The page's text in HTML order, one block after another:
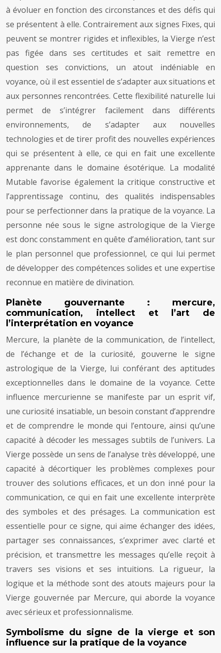
à évoluer en fonction des circonstances et des défis qui
se présentent à elle. Contrairement aux signes Fixes, qui
peuvent se montrer rigides et inflexibles, la Vierge n’est
pas figée dans ses certitudes et sait remettre en
question ses convictions, un atout indéniable en
voyance, où il est essentiel de s’adapter aux situations et
aux personnes rencontrées. Cette flexibilité naturelle lui
permet de s’intégrer facilement dans différents
environnements, de s’adapter aux nouvelles
technologies et de tirer profit des nouvelles expériences
qui se présentent à elle, ce qui en fait une excellente
apprenante dans le domaine ésotérique. La modalité
Mutable favorise également la critique constructive et
l’apprentissage continu, des qualités indispensables
pour se perfectionner dans la pratique de la voyance. La
personne née sous le signe astrologique de la Vierge
est donc constamment en quête d’amélioration, tant sur
le plan personnel que professionnel, ce qui lui permet
de développer des compétences solides et une expertise
reconnue en matière de divination.
Planète gouvernante : mercure,
communication, intellect et l’art de
l’interprétation en voyance
Mercure, la planète de la communication, de l’intellect,
de l’échange et de la curiosité, gouverne le signe
astrologique de la Vierge, lui conférant des aptitudes
exceptionnelles dans le domaine de la voyance. Cette
influence mercurienne se manifeste par un esprit vif,
une curiosité insatiable, un besoin constant d’apprendre
et de comprendre le monde qui l’entoure, ainsi qu’une
capacité à décoder les messages subtils de l’univers. La
Vierge possède un sens de l’analyse très développé, une
capacité à décortiquer les problèmes complexes pour
trouver des solutions efficaces, et un don inné pour la
communication, ce qui en fait une excellente interprète
des symboles et des présages. La communication est
essentielle pour ce signe, qui aime échanger des idées,
partager ses connaissances, s’exprimer avec clarté et
précision, et transmettre les messages qu’elle reçoit à
travers ses visions et ses intuitions. La rigueur, la
logique et la méthode sont des atouts majeurs pour la
Vierge gouvernée par Mercure, qui aborde la voyance
avec sérieux et professionnalisme.
Symbolisme du signe de la vierge et son
influence sur la pratique de la voyance